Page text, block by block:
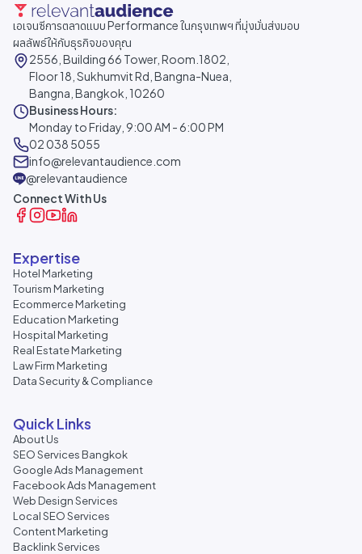
เอเจนซีการตลาดแบบ Performance ในกรุงเทพฯ ที่มุ่งมั่นส่งมอบ
ผลลัพธ์ให้กับธุรกิจของคุณ
2556, Building 66 Tower, Room.1802,
Floor 18, Sukhumvit Rd, Bangna-Nuea,
Bangna, Bangkok, 10260
Business Hours:
Monday to Friday, 9:00 AM - 6:00 PM
02 038 5055
info@relevantaudience.com
@relevantaudience
Connect With Us
Expertise
Hotel Marketing
Tourism Marketing
Ecommerce Marketing
Education Marketing
Hospital Marketing
Real Estate Marketing
Law Firm Marketing
Data Security & Compliance
Quick Links
About Us
SEO Services Bangkok
Google Ads Management
Facebook Ads Management
Web Design Services
Local SEO Services
Content Marketing
Backlink Services